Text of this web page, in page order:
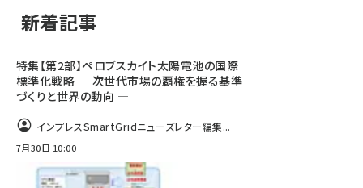
新着記事
特集【第2部】ペロブスカイト太陽電池の国際
標準化戦略 ― 次世代市場の覇権を握る基準
づくりと世界の動向 ―
インプレスSmartGridニューズレター編集...
7月30日 10:00